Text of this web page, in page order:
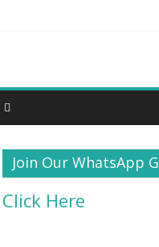
Join Our WhatsApp
Click Here